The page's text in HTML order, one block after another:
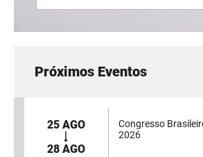
Próximos Eventos
25 AGO
28 AGO
Congresso
2026